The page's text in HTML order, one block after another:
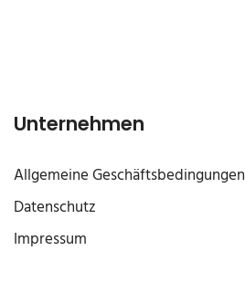
Unternehmen
Allgemeine Geschäftsbedingungen
Datenschutz
Impressum